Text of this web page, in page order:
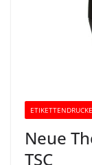
Neue
TSC